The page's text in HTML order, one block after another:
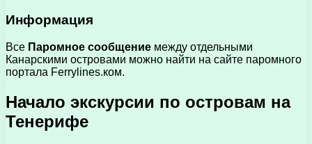
Информация
Все Паромное сообщение между отдельными
Канарскими островами можно найти на сайте паромного
портала Ferrylines.ком.
Начало экскурсии по островам на
Тенерифе